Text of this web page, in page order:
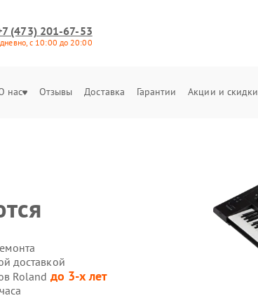
(473) 201-67-53
с 10:00 до 20:00
нас Отзывы Доставка Гарантии Акции и скидки
доставкой
Roland до 3-х лет